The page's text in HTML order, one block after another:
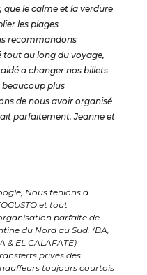
que le calme et la verdure
les plages
recommandons
au long du voyage,
a changer nos billets
beaucoup plus
de nous avoir organisé
parfaitement. Jeanne et
Nous tenions à
et tout
parfaite de
du Nord au Sud. (BA,
& EL CALAFATÉ)
privés des
toujours courtois